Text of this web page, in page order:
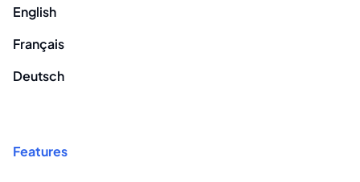
English
Français
Deutsch
Features